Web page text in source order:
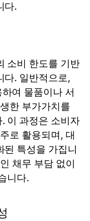
다.
소비 한도를 기반
다. 일반적으로,
여 물품이나 서
한 부가가치를
이 과정은 소비자
로 활용되며, 대
된 특성을 가집니
채무 부담 없이
니다.